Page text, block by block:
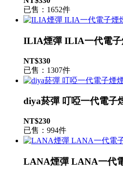
已售：1652件
ILIA煙彈 ILIA一代電子
NT$330
已售：1307件
diya菸彈 叮啞一代電子
NT$230
已售：994件
LANA煙彈 LANA一代